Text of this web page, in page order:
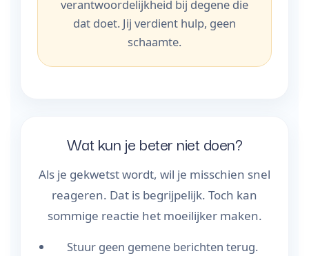
verantwoordelijkheid bij degene die
dat doet. Jij verdient hulp, geen
schaamte.
Wat kun je beter niet doen?
Als je gekwetst wordt, wil je misschien snel
reageren. Dat is begrijpelijk. Toch kan
sommige reactie het moeilijker maken.
Stuur geen gemene berichten terug.